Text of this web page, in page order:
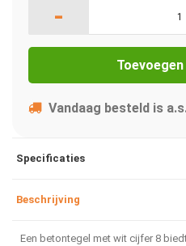
-
Vandaag besteld is
Specificaties
Beschrijving
Een betontegel met wit cijfer 8